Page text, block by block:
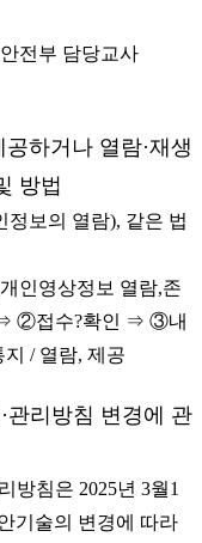
전부 담당교사
하거나 열람·재생
방법
정보의 열람), 같은 법
인영상정보 열람,존
⇒ ②접수?확인 ⇒ ③내
/ 열람, 제공
관리방침 변경에 관
방침은 2025년 3월1
기술의 변경에 따라